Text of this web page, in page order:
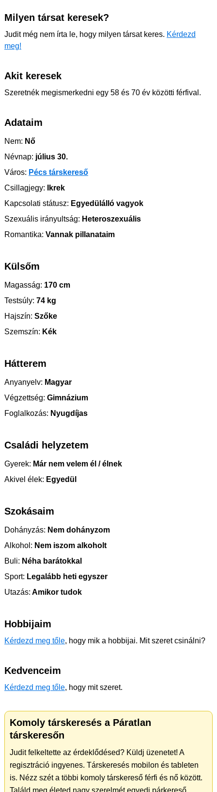
Milyen társat keresek?
Judit még nem írta le, hogy milyen társat keres. Kérdezd
meg!
Akit keresek
Szeretnék megismerkedni egy 58 és 70 év közötti férfival.
Adataim
Nem: Nő
Névnap: július 30.
Város: Pécs társkereső
Csillagjegy: Ikrek
Kapcsolati státusz: Egyedülálló vagyok
Szexuális irányultság: Heteroszexuális
Romantika: Vannak pillanataim
Külsőm
Magasság: 170 cm
Testsúly: 74 kg
Hajszín: Szőke
Szemszín: Kék
Hátterem
Anyanyelv: Magyar
Végzettség: Gimnázium
Foglalkozás: Nyugdíjas
Családi helyzetem
Gyerek: Már nem velem él / élnek
Akivel élek: Egyedül
Szokásaim
Dohányzás: Nem dohányzom
Alkohol: Nem iszom alkoholt
Buli: Néha barátokkal
Sport: Legalább heti egyszer
Utazás: Amikor tudok
Hobbijaim
Kérdezd meg tőle, hogy mik a hobbijai. Mit szeret csinálni?
Kedvenceim
Kérdezd meg tőle, hogy mit szeret.
Komoly társkeresés a Páratlan
társkeresőn
Judit felkeltette az érdeklődésed? Küldj üzenetet! A
regisztráció ingyenes. Társkeresés mobilon és tableten
is. Nézz szét a többi komoly társkereső férfi és nő között.
Találd meg életed nagy szerelmét egyedi párkereső